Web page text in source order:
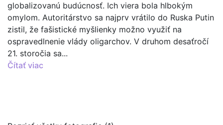
globalizovanú budúcnosť. Ich viera bola hlbokým
omylom. Autoritárstvo sa najprv vrátilo do Ruska Putin
zistil, že fašistické myšlienky možno využiť na
ospravedlnenie vlády oligarchov. V druhom desaťročí
21. storočia sa...
Čítať viac